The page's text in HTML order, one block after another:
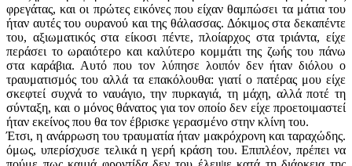
φρεγάτας, και οι πρώτες εικόνες που είχαν θαμπώσει τα μάτια του
ήταν αυτές του ουρανού και της θάλασσας. Δόκιμος στα δεκαπέντε
του, αξιωματικός στα είκοσι πέντε, πλοίαρχος στα τριάντα, είχε
περάσει το ωραιότερο και καλύτερο κομμάτι της ζωής του πάνω
στα καράβια. Αυτό που τον λύπησε λοιπόν δεν ήταν διόλου ο
τραυματισμός του αλλά τα επακόλουθα: γιατί ο πατέρας μου είχε
σκεφτεί συχνά το ναυάγιο, την πυρκαγιά, τη μάχη, αλλά ποτέ τη
σύνταξη, και ο μόνος θάνατος για τον οποίο δεν είχε προετοιμαστεί
ήταν εκείνος που θα τον έβρισκε γερασμένο στην κλίνη του.
Έτσι, η ανάρρωση του τραυματία ήταν μακρόχρονη και ταραχώδης.
όμως, υπερίσχυσε τελικά η γερή κράση του. Επιπλέον, πρέπει να